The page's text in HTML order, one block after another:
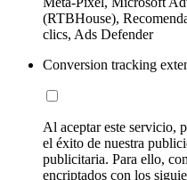
(RTBHouse),
clics, Ads Defender
Conversion tracking
Al aceptar este servicio,
el éxito de nuestra
publicitaria. Para ello,
encriptados con los